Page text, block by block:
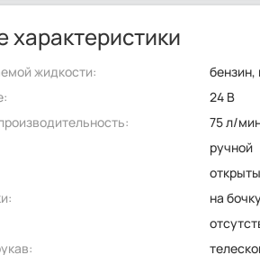
характеристики
жидкости:
бензин,
24 В
75 л/
ручной
на